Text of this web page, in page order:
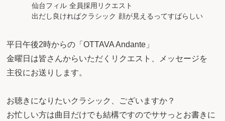
仙台フィル 全員採用リクエスト
出だし良ければクラシック 顔が見えるってすばらしい
平日午後2時からの「OTTAVA Andante」
金曜日は皆さんからいただくリクエスト、メッセージを
主役にお送りします。
お聴きになりたいクラシック、ございますか？
お忙しい方は曲目だけでも結構ですのでササっとお書きに